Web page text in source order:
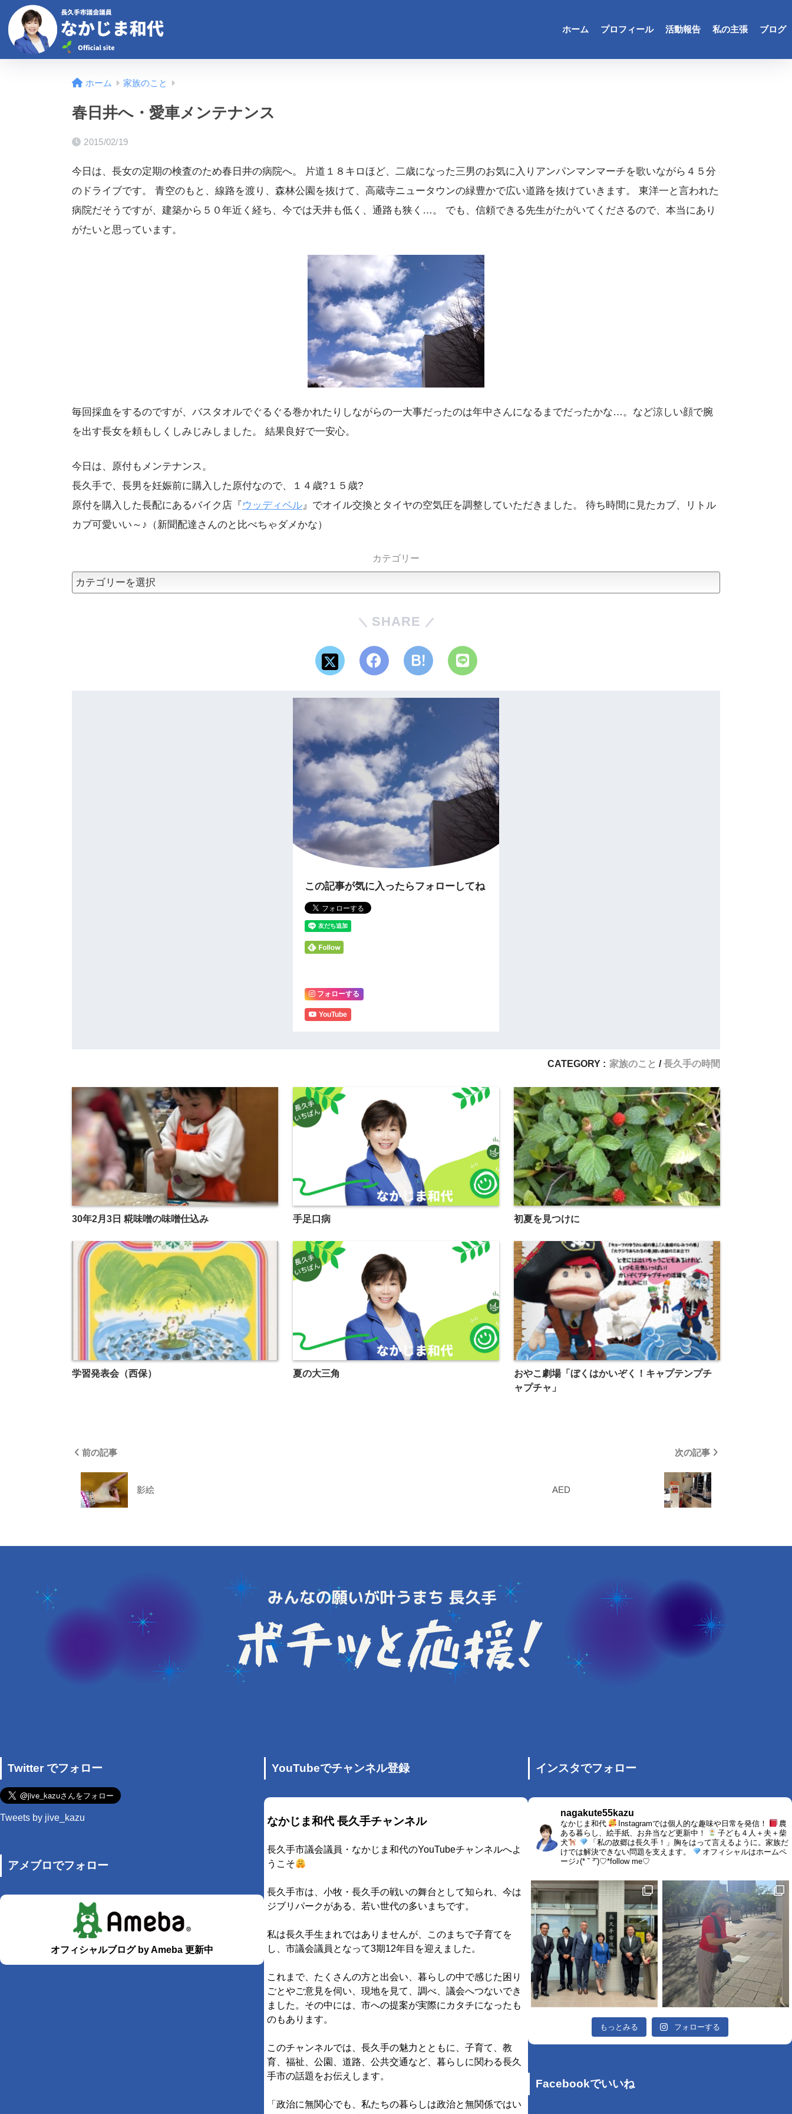
ホーム プロフィール 活動報告 私の主張 ブログ
ホーム 家族のこと
春日井へ・愛車メンテナンス
2015/02/19
今日は、長女の定期の検査のため春日井の病院へ。 片道１８キロほど、二歳になった三男のお気に入りアンパンマンマーチを歌いながら４５分
のドライブです。 青空のもと、線路を渡り、森林公園を抜けて、高蔵寺ニュータウンの緑豊かで広い道路を抜けていきます。 東洋一と言われた
病院だそうですが、建築から５０年近く経ち、今では天井も低く、通路も狭く…。 でも、信頼できる先生がたがいてくださるので、本当にあり
がたいと思っています。
毎回採血をするのですが、バスタオルでぐるぐる巻かれたりしながらの一大事だったのは年中さんになるまでだったかな…。など涼しい顔で腕
を出す長女を頼もしくしみじみしました。 結果良好で一安心。
今日は、原付もメンテナンス。
長久手で、長男を妊娠前に購入した原付なので、１４歳?１５歳?
原付を購入した長配にあるバイク店『 ウッディベル』でオイル交換とタイヤの空気圧を調整していただきました。 待ち時間に見たカブ、リトル
カブ可愛いい～♪（新聞配達さんのと比べちゃダメかな）
カテゴリー
SHARE
この記事が気に入ったらフォローしてね
フォローする
YouTube
CATEGORY : 家族のこと 長久手の時間
30年2月3日 糀味噌の味噌仕込み 手足口病 初夏を見つけに
学習発表会（西保） 夏の大三角
おやこ劇場「ぼくはかいぞく！キャプテンプチ
ャプチャ」
前の記事
影絵
次の記事
AED
Twitter でフォロー
Tweets by jive_kazu
アメブロでフォロー
オフィシャルブログ by Ameba 更新中
YouTubeでチャンネル登録
なかじま和代 長久手チャンネル
長久手市議会議員・なかじま和代のYouTubeチャンネルへよ
うこそ
長久手市は、小牧・長久手の戦いの舞台として知られ、今は
ジブリパークがある、若い世代の多いまちです。
私は長久手生まれではありませんが、このまちで子育てを
し、市議会議員となって3期12年目を迎えました。
これまで、たくさんの方と出会い、暮らしの中で感じた困り
ごとやご意見を伺い、現地を見て、調べ、議会へつないでき
ました。その中には、市への提案が実際にカタチになったも
のもあります。
このチャンネルでは、長久手の魅力とともに、子育て、教
育、福祉、公園、道路、公共交通など、暮らしに関わる長久
手市の話題をお伝えします。
「政治に無関心でも、私たちの暮らしは政治と無関係ではい
インスタでフォロー
nagakute55kazu
なかじま和代 Instagramでは個人的な趣味や日常を発信！
農
ある暮らし、絵手紙、お弁当など更新中！
子ども４人＋夫＋柴
犬
「私の故郷は長久手！」胸をはって言えるように。家族だ
けでは解決できない問題を支えます。
オフィシャルはホームペ
ージ♪(* ˘ ³˘)♡*follow me♡
もっとみる フォローする
Facebookでいいね